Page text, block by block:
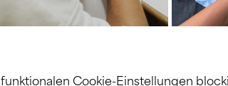
Cookie-Einstellungen